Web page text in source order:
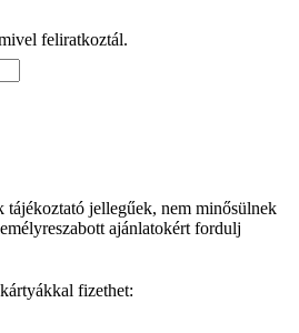
feliratkoztál.
tájékoztató jellegűek, nem minősülnek
ajánlatokért fordulj
fizethet: